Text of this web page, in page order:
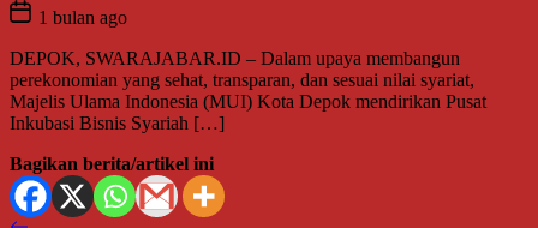
1 bulan ago
DEPOK, SWARAJABAR.ID – Dalam upaya membangun
perekonomian yang sehat, transparan, dan sesuai nilai syariat,
Majelis Ulama Indonesia (MUI) Kota Depok mendirikan Pusat
Inkubasi Bisnis Syariah […]
Bagikan berita/artikel ini